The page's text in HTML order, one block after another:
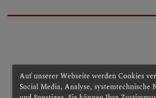
MUSIKALISCHE
GRUPPEN IN
AKTUELLE
Auf unserer Webseite werden Cookies
Social Media, Analyse, systemtechnische